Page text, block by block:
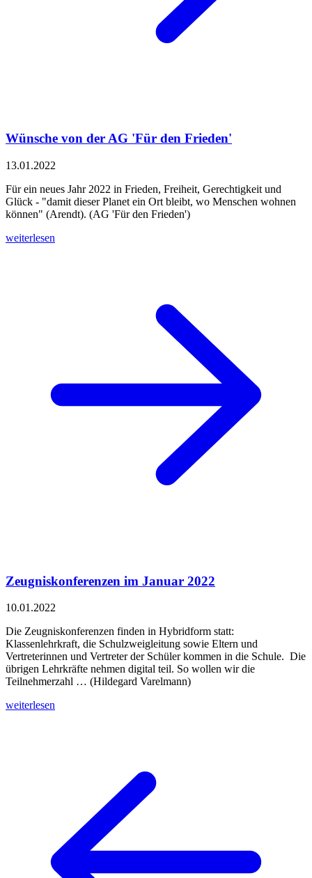
Wünsche von der AG 'Für den Frieden'
13.01.2022
Für ein neues Jahr 2022 in Frieden, Freiheit, Gerechtigkeit und
Glück - "damit dieser Planet ein Ort bleibt, wo Menschen wohnen
können" (Arendt). (AG 'Für den Frieden')
weiterlesen
Zeugniskonferenzen im Januar 2022
10.01.2022
Die Zeugniskonferenzen finden in Hybridform statt:
Klassenlehrkraft, die Schulzweigleitung sowie Eltern und
Vertreterinnen und Vertreter der Schüler kommen in die Schule. Die
übrigen Lehrkräfte nehmen digital teil. So wollen wir die
Teilnehmerzahl … (Hildegard Varelmann)
weiterlesen